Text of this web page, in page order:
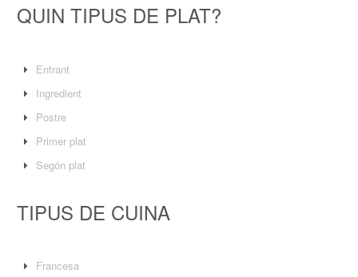
QUIN TIPUS DE PLAT?
Entrant
Ingredient
Postre
Primer plat
Segón plat
TIPUS DE CUINA
Francesa